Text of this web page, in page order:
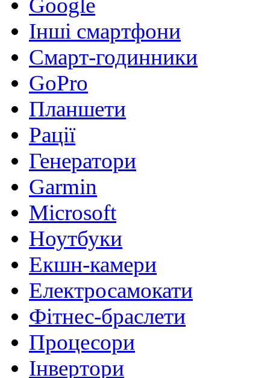
Google
Інші смартфони
Смарт-годинники
GoPro
Планшети
Рації
Генератори
Garmin
Microsoft
Ноутбуки
Екшн-камери
Електросамокати
Фітнес-браслети
Процесори
Інвертори